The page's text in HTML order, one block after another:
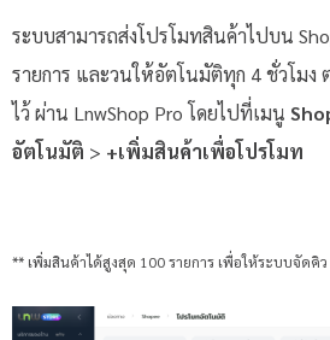
ระบบสามารถส่งโปรโมทสินค้าไปบน
รายการ และวนให้อัตโนมัติทุก 4 ชั่วโมง
ไว้ ผ่าน LnwShop Pro โดยไปที่เมนู
อัตโนมัติ > +เพิ่มสินค้าเพื่อโปรโมท
** เพิ่มสินค้าได้สูงสุด 100 รายการ เพื่อให้ระบบจัดคิ